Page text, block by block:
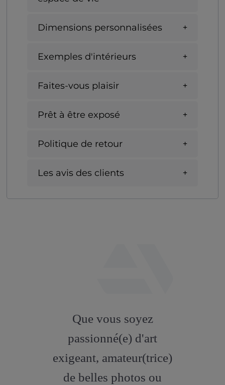
Dimensions personnalisées
Exemples d'intérieurs
Faites-vous plaisir
Prêt à être exposé
Politique de retour
Les avis des clients
artstation
Que vous soyez
passionné(e) d'art
exigeant, amateur(trice)
de belles photos ou